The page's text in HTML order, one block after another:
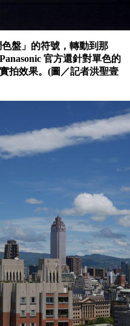
盤」的符號，轉動到那
官方還針對單色的
拍效果。(圖／記者洪聖壹